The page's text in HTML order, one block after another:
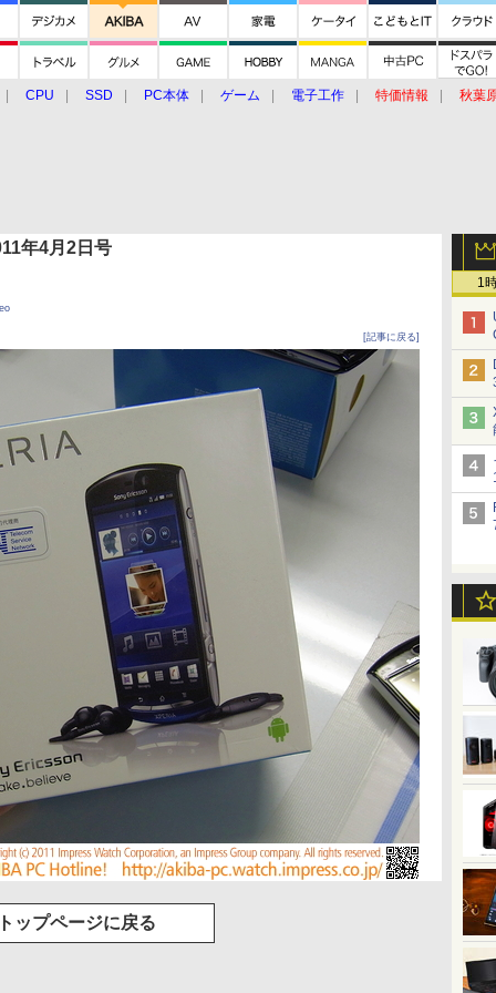
CPU SSD PC本体 ゲーム 電子工作 特価情報
秋葉
1
年4月2日号
[記事に戻る]
ップページに戻る